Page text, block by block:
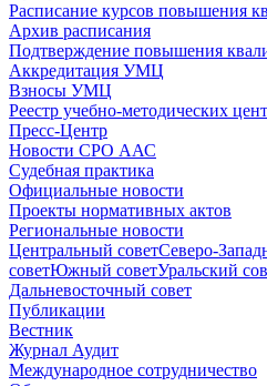
Расписание курсов повышения
Архив расписания
Подтверждение повышения
Аккредитация УМЦ
Взносы УМЦ
Реестр учебно-методических
Пресс-Центр
Новости СРО ААС
Судебная практика
Официальные новости
Проекты нормативных актов
Региональные новости
Центральный советСеверо-
советЮжный советУральский
Дальневосточный совет
Публикации
Вестник
Журнал Аудит
Международное сотрудничество